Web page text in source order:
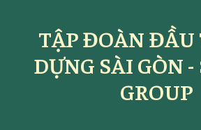
TẬP ĐOÀN ĐẦU
DỰNG SÀI GÒN
GROUP